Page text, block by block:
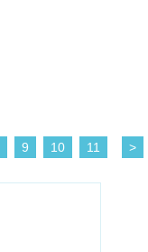
9 10 11 >